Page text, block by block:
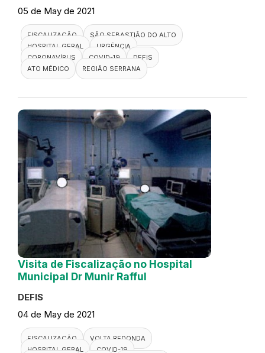
05 de May de 2021
FISCALIZAÇÃO
SÃO SEBASTIÃO DO ALTO
HOSPITAL GERAL
URGÊNCIA
CORONAVÍRUS
COVID-19
DEFIS
ATO MÉDICO
REGIÃO SERRANA
Visita de Fiscalização no Hospital
Municipal Dr Munir Rafful
DEFIS
04 de May de 2021
FISCALIZAÇÃO
VOLTA REDONDA
HOSPITAL GERAL
COVID-19